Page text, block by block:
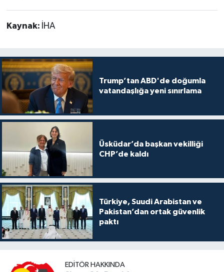
Kaynak: İHA
Trump’tan ABD'de doğumla
vatandaşlığa yeni sınırlama
Üsküdar’da başkan vekilliği
CHP’de kaldı
Türkiye, Suudi Arabistan ve
Pakistan’dan ortak güvenlik
paktı
EDITÖR HAKKINDA